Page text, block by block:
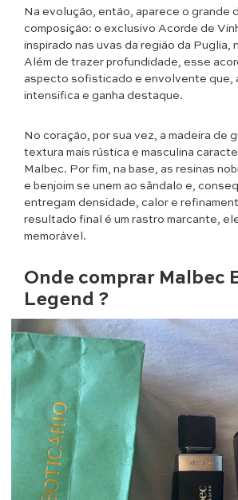
Na evolução, então, aparece o grande
composição: o exclusivo Acorde de
inspirado nas uvas da região da Puglia,
Além de trazer profundidade, esse
aspecto sofisticado e envolvente que,
intensifica e ganha destaque.
No coração, por sua vez, a madeira de
textura mais rústica e masculina
Malbec. Por fim, na base, as resinas
e benjoim se unem ao sândalo e,
entregam densidade, calor e
resultado final é um rastro marcante,
memorável.
Onde comprar Malbec
Legend ?